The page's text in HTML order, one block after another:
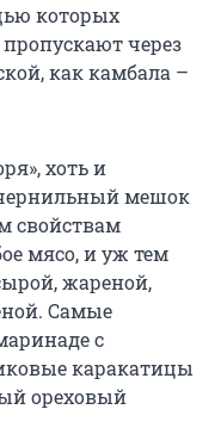
которых
через
как камбала –
хоть и
мешок
свойствам
мясо, и уж тем
жареной,
Самые
с
каракатицы
ореховый